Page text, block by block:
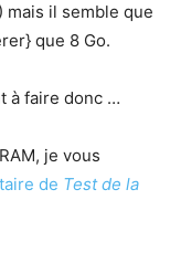
mais il semble que
que 8 Go.
à faire donc …
je vous
de Test de la